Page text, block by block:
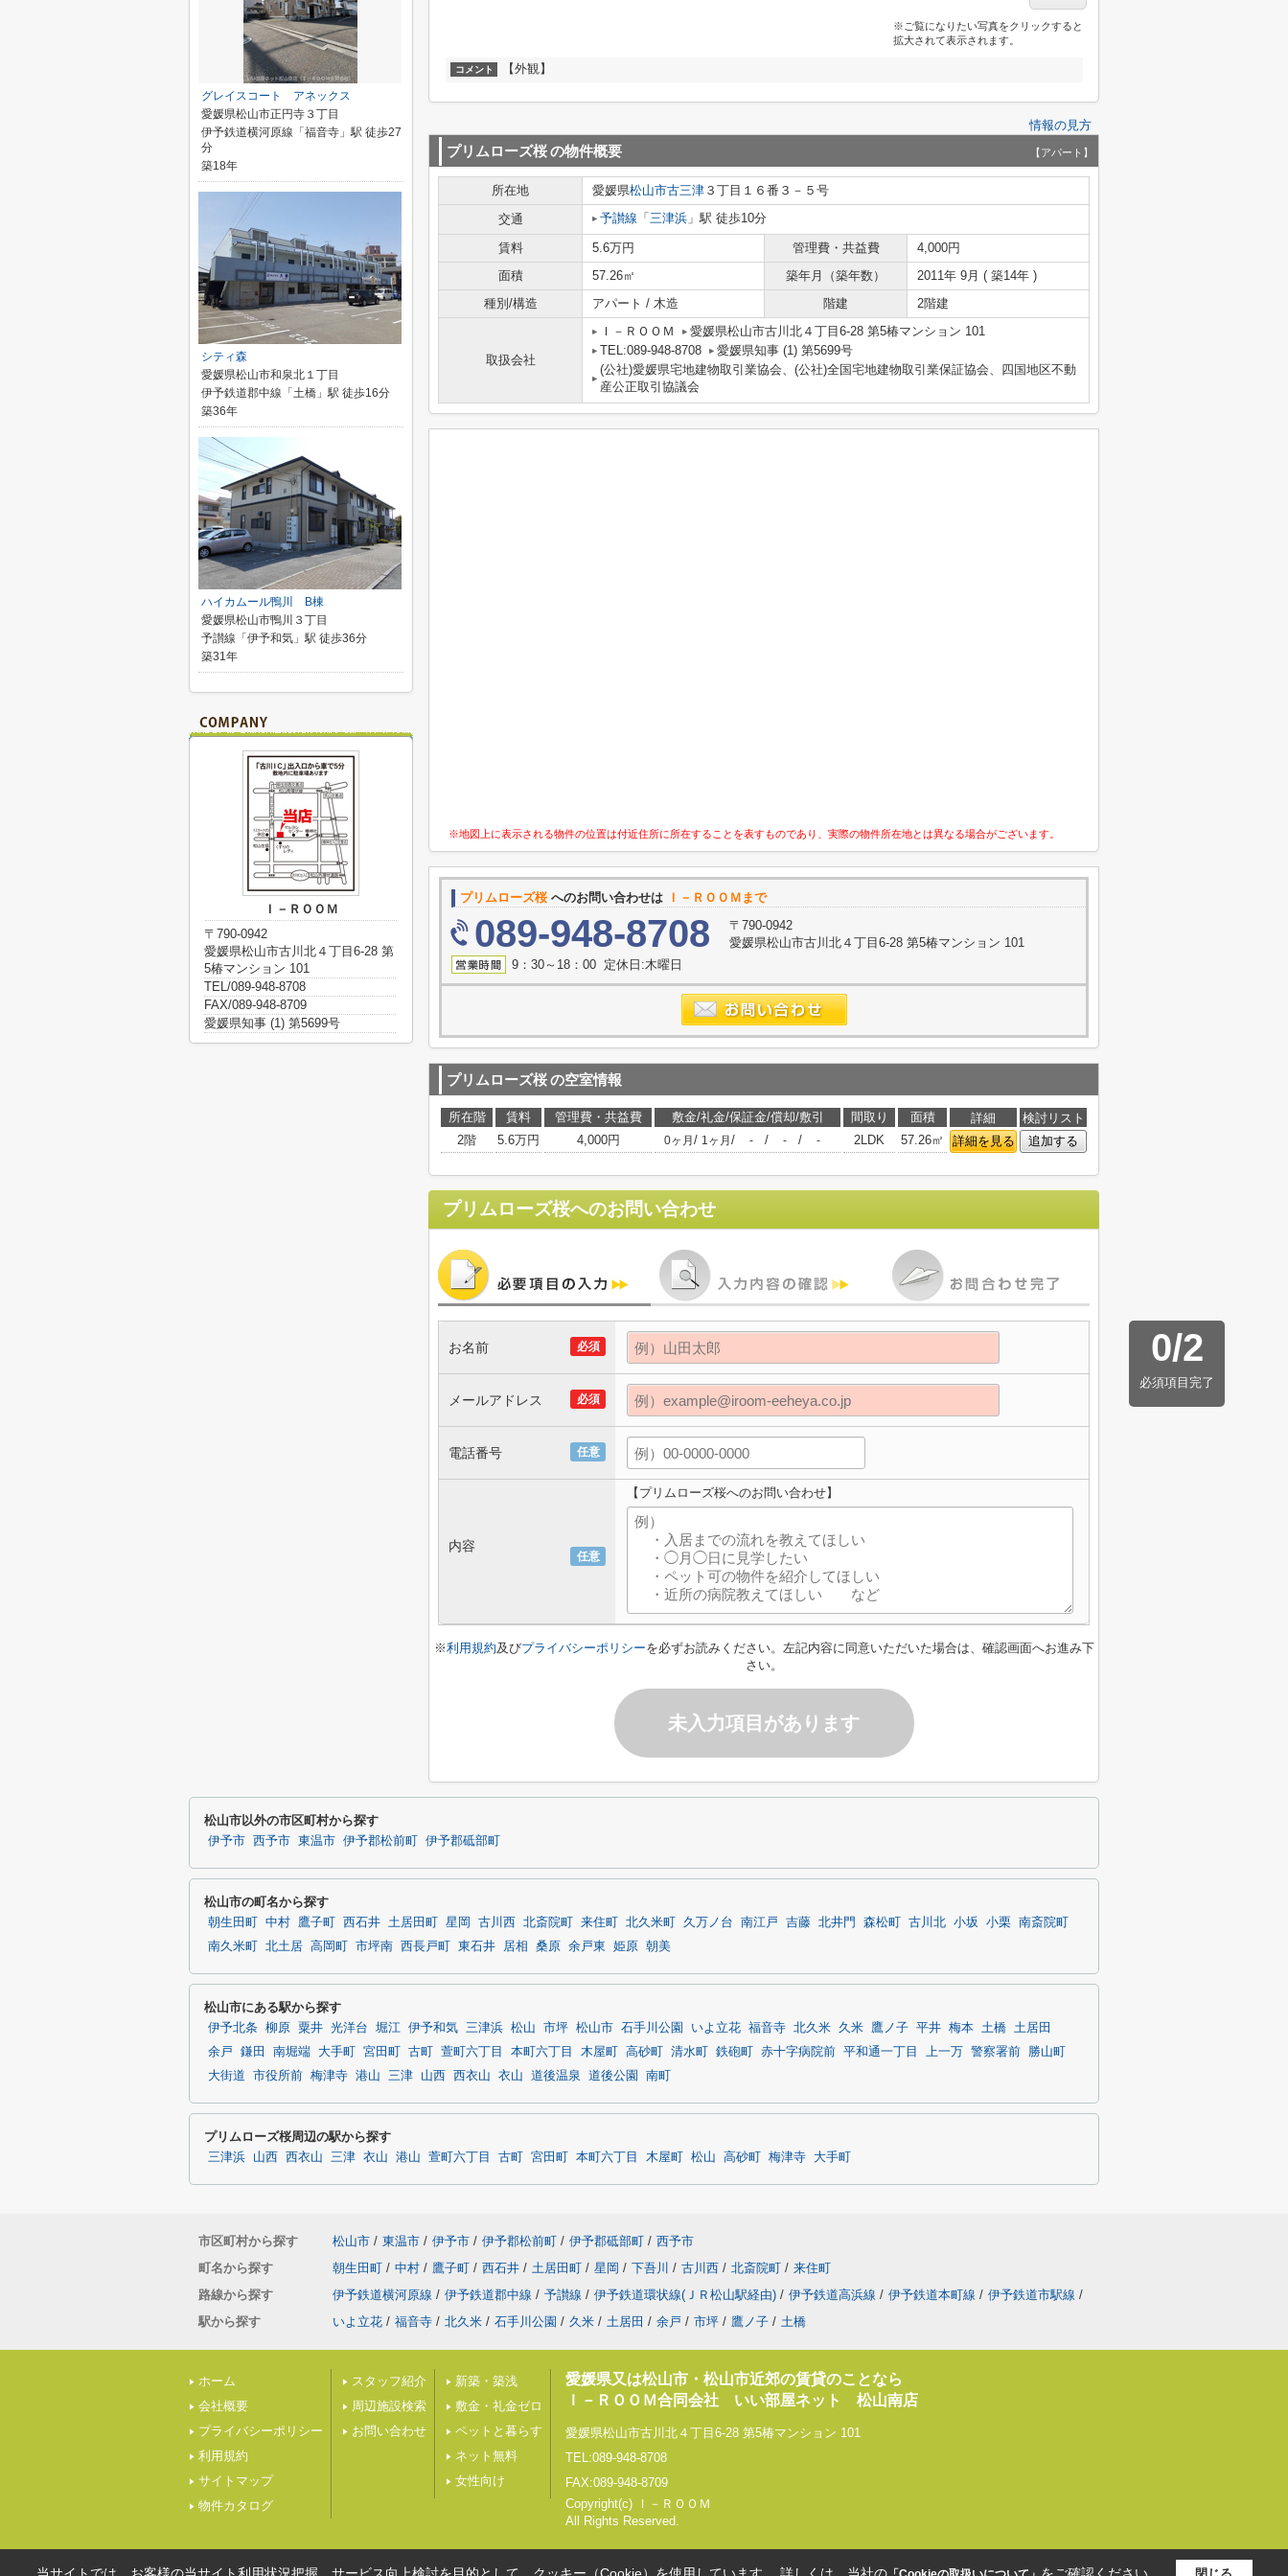
※ご覧になりたい写真をクリックすると
拡大されて表示されます。
コメント 【外観】
情報の見方
プリムローズ桜の物件概要 【アパート】
所在地 愛媛県松山市古三津 ３丁目１６番３－５号
交通
予讃線 「 三津浜 」駅 徒歩10分
賃料 5.6万円 管理費・共益費
4,000円
面積
57.26㎡ 築年月（築年数）
2011年 9月 ( 築14年 )
種別/構造
アパート / 木造 階建 2階建
取扱会社
Ｉ－ＲＯＯＭ
愛媛県松山市古川北４丁目6-28 第5椿マンション 101
TEL:089-948-8708
愛媛県知事 (1) 第5699号
(公社)愛媛県宅地建物取引業協会、(公社)全国宅地建物取引業保証協会、四国地区不動
産公正取引協議会
※地図上に表示される物件の位置は付近住所に所在することを表すものであり、実際の物件所在地とは異なる場合がございます。
プリムローズ桜へのお問い合わせは Ｉ－ＲＯＯＭまで
089-948-8708
〒790-0942
愛媛県松山市古川北４丁目6-28 第5椿マンション 101
9：30～18：00 定休日:木曜日
プリムローズ桜の空室情報
所在階 賃料 管理費・共益費 敷金/礼金/保証金/償却/敷引 間取り 面積 詳細
検討リスト
2階
5.6万円 4,000円 0ヶ月 / 1ヶ月 / - / - / - 2LDK 57.26㎡ 詳細を見る 追加する
プリムローズ桜へのお問い合わせ
0/2
必須項目完了
必須
お名前
必須
メールアドレス
任意
電話番号
任意
内容
【プリムローズ桜へのお問い合わせ】
※利用規約及びプライバシーポリシーを必ずお読みください。左記内容に同意いただいた場合は、確認画面へお進み下
さい。
未入力項目があります
グレイスコート アネックス
愛媛県松山市正円寺３丁目
伊予鉄道横河原線「福音寺」駅 徒歩27
分
築18年
シティ森
愛媛県松山市和泉北１丁目
伊予鉄道郡中線「土橋」駅 徒歩16分
築36年
ハイカムール鴨川 B棟
愛媛県松山市鴨川３丁目
予讃線「伊予和気」駅 徒歩36分
築31年
Ｉ－ＲＯＯＭ
〒790-0942
愛媛県松山市古川北４丁目6-28 第
5椿マンション 101
TEL/089-948-8708
FAX/089-948-8709
愛媛県知事 (1) 第5699号
松山市以外の市区町村から探す
伊予市 西予市 東温市 伊予郡松前町 伊予郡砥部町
松山市の町名から探す
朝生田町 中村 鷹子町 西石井 土居田町 星岡 古川西 北斎院町 来住町 北久米町 久万ノ台 南江戸 吉藤 北井門 森松町 古川北 小坂 小栗 南斎院町
南久米町
北土居 高岡町 市坪南 西長戸町 東石井 居相 桑原 余戸東 姫原 朝美
松山市にある駅から探す
伊予北条 柳原 粟井 光洋台 堀江 伊予和気 三津浜 松山 市坪 松山市 石手川公園 いよ立花 福音寺 北久米 久米 鷹ノ子 平井 梅本 土橋 土居田
余戸
鎌田 南堀端 大手町 宮田町 古町 萱町六丁目 本町六丁目 木屋町 高砂町 清水町 鉄砲町 赤十字病院前 平和通一丁目 上一万 警察署前
勝山町
大街道
市役所前 梅津寺 港山 三津 山西 西衣山 衣山 道後温泉 道後公園 南町
プリムローズ桜周辺の駅から探す
三津浜 山西 西衣山 三津 衣山 港山 萱町六丁目 古町 宮田町 本町六丁目 木屋町 松山 高砂町 梅津寺 大手町
市区町村から探す 松山市 / 東温市 / 伊予市 / 伊予郡松前町 / 伊予郡砥部町 / 西予市
町名から探す
朝生田町 / 中村 / 鷹子町 / 西石井 / 土居田町 / 星岡 / 下吾川 / 古川西 / 北斎院町 / 来住町
路線から探す
伊予鉄道横河原線 / 伊予鉄道郡中線 / 予讃線 / 伊予鉄道環状線(ＪＲ松山駅経由) / 伊予鉄道高浜線 / 伊予鉄道本町線 / 伊予鉄道市駅線 /
駅から探す
いよ立花 / 福音寺 / 北久米 / 石手川公園 / 久米 / 土居田 / 余戸 / 市坪 / 鷹ノ子 / 土橋
ホーム
会社概要
プライバシーポリシー
利用規約
サイトマップ
物件カタログ
スタッフ紹介
周辺施設検索
お問い合わせ
新築・築浅
敷金・礼金ゼロ
ペットと暮らす
ネット無料
女性向け
愛媛県又は松山市・松山市近郊の賃貸のことなら
Ｉ－ＲＯＯＭ合同会社 いい部屋ネット 松山南店
愛媛県松山市古川北４丁目6-28 第5椿マンション 101
TEL:089-948-8708
FAX:089-948-8709
Copyright(c) Ｉ－ＲＯＯＭ
All Rights Reserved.
閉じる